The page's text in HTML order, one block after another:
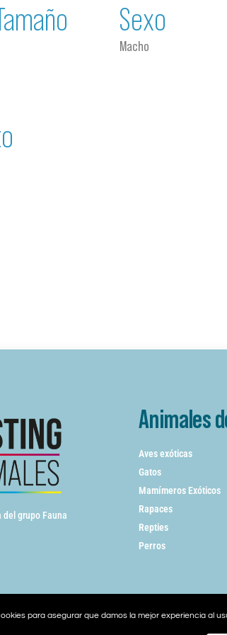
Sexo
Macho
del grupo Fauna
Animales
Aves exóticas
Gatos
Mamímeros Exóticos
Rapaces
Repties
Perros
para asegurar que damos la mejor experiencia al